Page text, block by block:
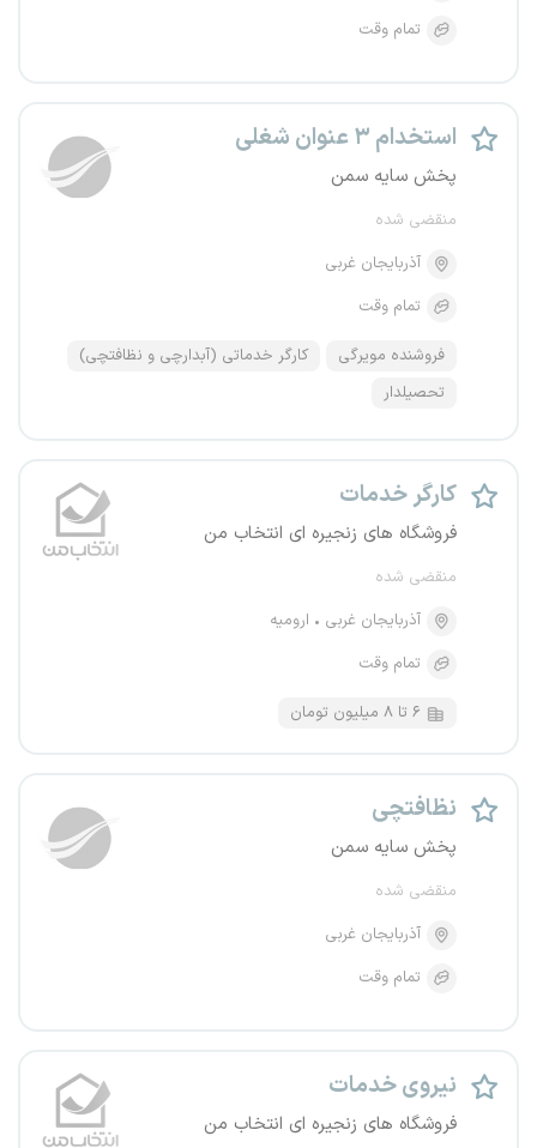
تمام وقت
استخدام ۳ عنوان شغلی
پخش سایه سمن
منقضی شده
آذربایجان غربی
تمام وقت
فروشنده مویرگی
کارگر خدماتی (آبدارچی و نظافتچی)
تحصیلدار
کارگر خدمات
فروشگاه های زنجیره ای انتخاب من
منقضی شده
آذربایجان غربی
ارومیه
تمام وقت
۶ تا ۸ میلیون تومان
نظافتچی
پخش سایه سمن
منقضی شده
آذربایجان غربی
تمام وقت
نیروی خدمات
فروشگاه های زنجیره ای انتخاب من